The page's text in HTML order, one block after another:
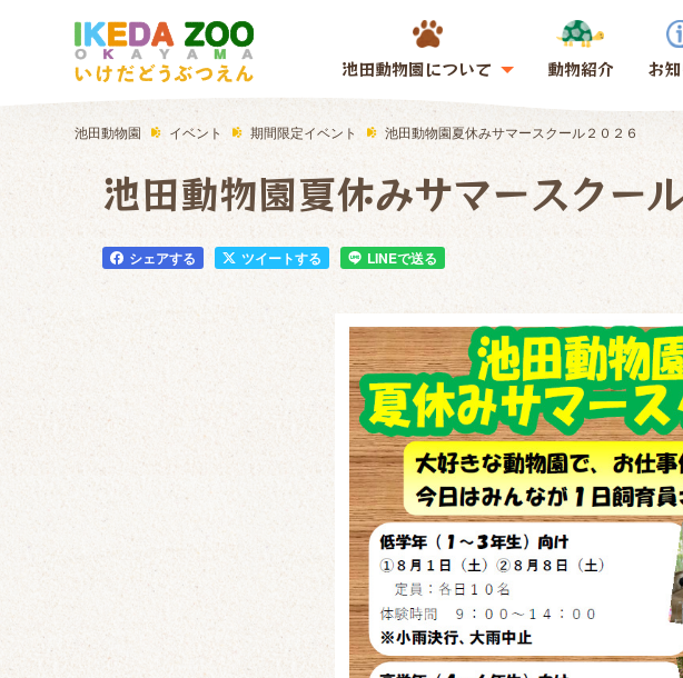
池田動物園について 動物紹介 お
池田動物園 イベント 期間限定イベント 池田動物園夏休みサマースクール２０２６
池田動物園夏休みサマースクー
シェアする ツイートする LINEで送る